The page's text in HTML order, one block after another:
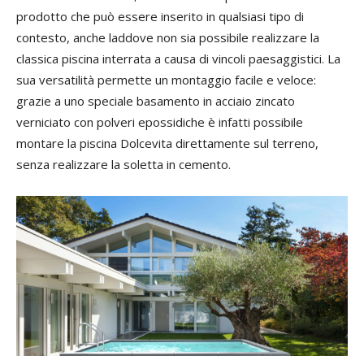
prodotto che può essere inserito in qualsiasi tipo di
contesto, anche laddove non sia possibile realizzare la
classica piscina interrata a causa di vincoli paesaggistici. La
sua versatilità permette un montaggio facile e veloce:
grazie a uno speciale basamento in acciaio zincato
verniciato con polveri epossidiche è infatti possibile
montare la piscina Dolcevita direttamente sul terreno,
senza realizzare la soletta in cemento.